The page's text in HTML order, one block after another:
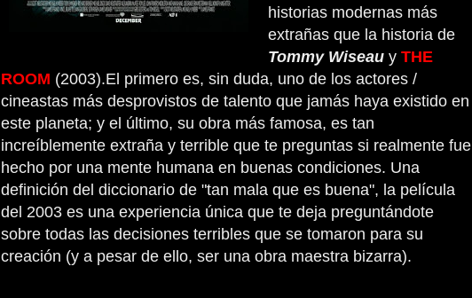
historias modernas más
extrañas que la historia de
Tommy Wiseau y THE
ROOM (2003).El primero es, sin duda, uno de los actores /
cineastas más desprovistos de talento que jamás haya existido en
este planeta; y el último, su obra más famosa, es tan
increíblemente extraña y terrible que te preguntas si realmente fue
hecho por una mente humana en buenas condiciones. Una
definición del diccionario de "tan mala que es buena", la película
del 2003 es una experiencia única que te deja preguntándote
sobre todas las decisiones terribles que se tomaron para su
creación (y a pesar de ello, ser una obra maestra bizarra).